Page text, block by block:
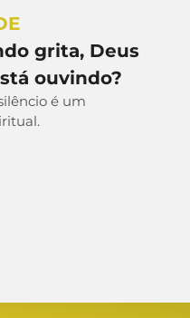
grita, Deus
ouvindo?
é um